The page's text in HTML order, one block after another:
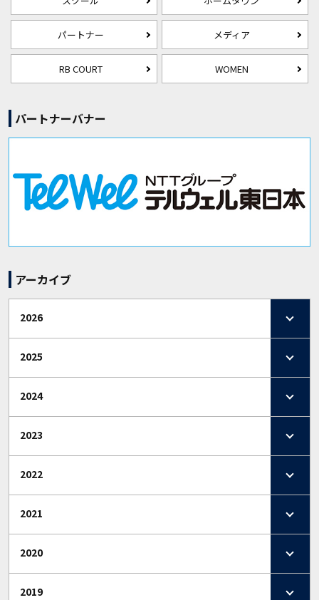
パートナー メディア
RB COURT WOMEN
パートナーバナー
アーカイブ
2026
2025
2024
2023
2022
2021
2020
2019